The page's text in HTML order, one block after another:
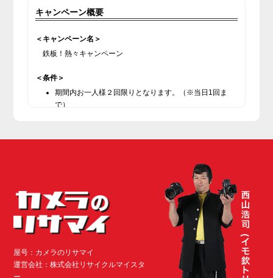
キャンペーン概要
＜キャンペーン名＞
鉄板！熱々キャンペーン
＜条件＞
期間内お一人様２回限りとなります。（※当日1回ま
で）
＜キャンペーン参加者特典＞
＜キャンペーン終了条件＞
キャンペーン期間： 2022年8月末日まで
キャンペーンの変更・中止に関する注意事項
弊社は、諸事情等により、予告なく本キャンペーンの内
容の全部または一部を変更したり、本キャンペーンの適
屋号：カメラのリサマイ
運営会社：株式会社リサイクルマイスタ